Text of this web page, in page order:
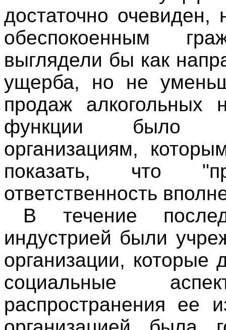
достаточно очевиден,
обеспокоенным
выглядели бы как
ущерба, но не
продаж алкогольных
функции было
организациям,
показать, что
ответственность
В течение
индустрией были
организации, которые
социальные
распространения ее и